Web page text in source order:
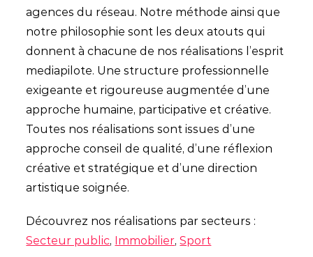
agences du réseau. Notre méthode ainsi que
notre philosophie sont les deux atouts qui
donnent à chacune de nos réalisations l’esprit
mediapilote. Une structure professionnelle
exigeante et rigoureuse augmentée d’une
approche humaine, participative et créative.
Toutes nos réalisations sont issues d’une
approche conseil de qualité, d’une réflexion
créative et stratégique et d’une direction
artistique soignée.
Découvrez nos réalisations par secteurs :
Secteur public, Immobilier,Sport